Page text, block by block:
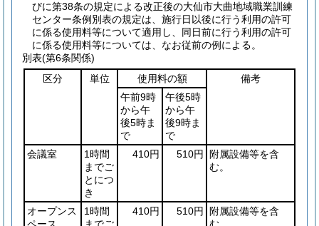
びに第38条の規定による改正後の大仙市大曲地域職業訓練
センター条例別表の規定は、施行日以後に行う利用の許可
に係る使用料等について適用し、同日前に行う利用の許可
に係る使用料等については、なお従前の例による。
別表(第6条関係)
区分
単位 使用料の額
備考
午前9時
から午
後5時ま
で
午後5時
から午
後9時ま
で
会議室
1時間
までご
とにつ
き
410円 510円
附属設備等を含
む。
オープンス
1時間
410円 510円
附属設備等を含